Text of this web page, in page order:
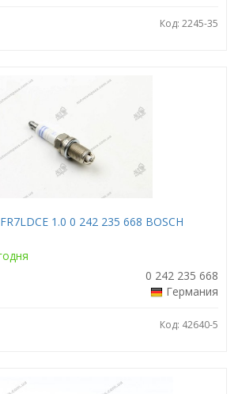
Код: 2245-35
1.0 0 242 235 668 BOSCH
0 242 235 668
Германия
Код: 42640-5